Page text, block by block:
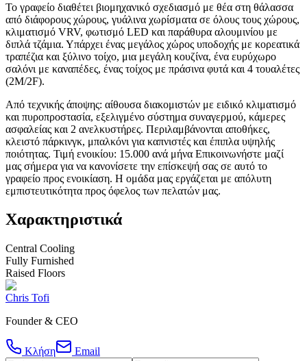
Το γραφείο διαθέτει βιομηχανικό σχεδιασμό με θέα στη θάλασσα
από διάφορους χώρους, γυάλινα χωρίσματα σε όλους τους χώρους,
κλιματισμό VRV, φωτισμό LED και παράθυρα αλουμινίου με
διπλά τζάμια. Υπάρχει ένας μεγάλος χώρος υποδοχής με κορεατικά
τραπέζια και ξύλινο τοίχο, μια μεγάλη κουζίνα, ένα ευρύχωρο
σαλόνι με καναπέδες, ένας τοίχος με πράσινα φυτά και 4 τουαλέτες
(2M/2F).
Από τεχνικής άποψης: αίθουσα διακομιστών με ειδικό κλιματισμό
και πυροπροστασία, εξελιγμένο σύστημα συναγερμού, κάμερες
ασφαλείας και 2 ανελκυστήρες. Περιλαμβάνονται αποθήκες,
κλειστό πάρκινγκ, μπαλκόνι για καπνιστές και έπιπλα υψηλής
ποιότητας. Τιμή ενοικίου: 15.000 ανά μήνα Επικοινωνήστε μαζί
μας σήμερα για να κανονίσετε την επίσκεψή σας σε αυτό το
γραφείο προς ενοικίαση. Η ομάδα μας εργάζεται με απόλυτη
εμπιστευτικότητα προς όφελος των πελατών μας.
Χαρακτηριστικά
Central Cooling
Fully Furnished
Raised Floors
Chris Tofi
Founder & CEO
Κλήση Email